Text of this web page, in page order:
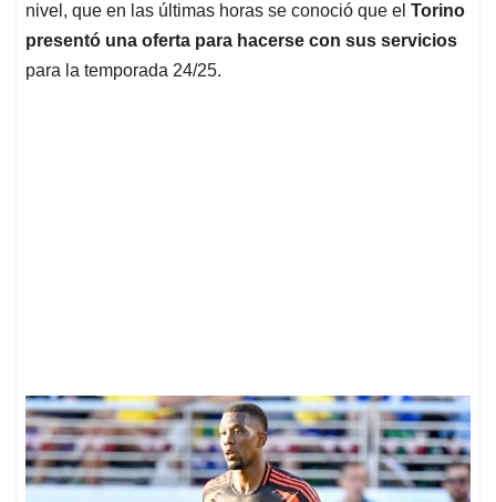
nivel, que en las últimas horas se conoció que el Torino
presentó una oferta para hacerse con sus servicios
para la temporada 24/25.